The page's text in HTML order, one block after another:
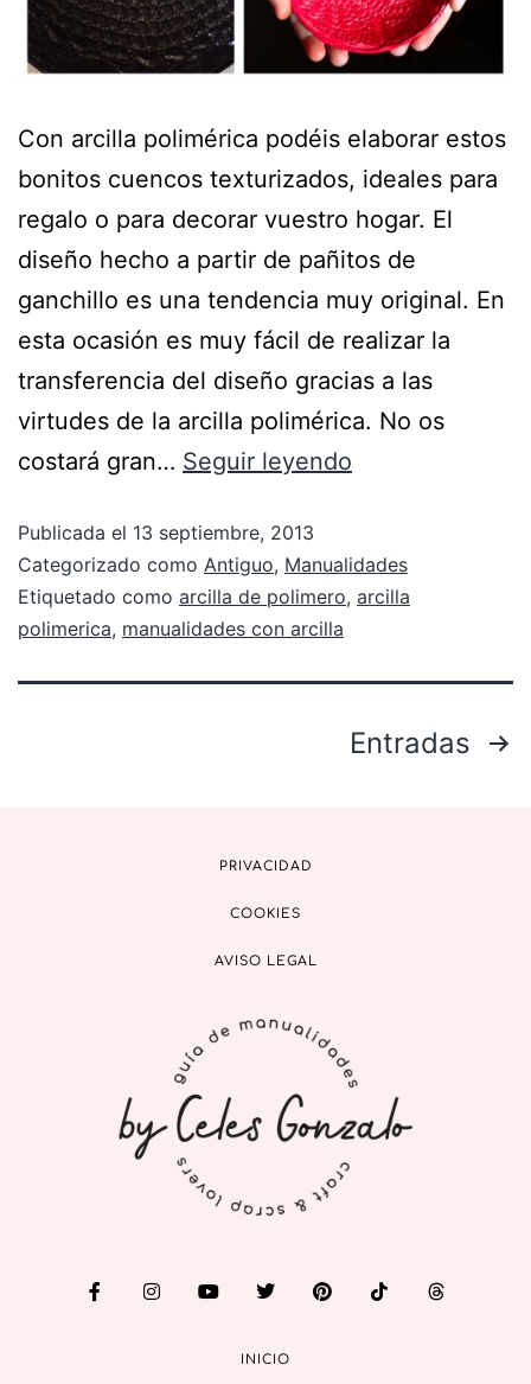
Con arcilla polimérica podéis elaborar estos
bonitos cuencos texturizados, ideales para
regalo o para decorar vuestro hogar. El
diseño hecho a partir de pañitos de
ganchillo es una tendencia muy original. En
esta ocasión es muy fácil de realizar la
transferencia del diseño gracias a las
virtudes de la arcilla polimérica. No os
costará gran… Seguir leyendo
Publicada el 13 septiembre, 2013
Categorizado como Antiguo, Manualidades
Etiquetado como arcilla de polimero, arcilla
polimerica, manualidades con arcilla
Entradas
PRIVACIDAD
COOKIES
AVISO LEGAL
INICIO